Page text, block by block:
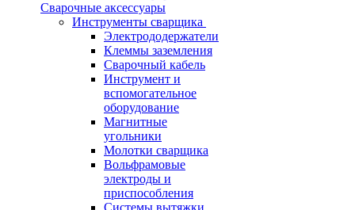
Сварочные аксессуары
Инструменты сварщика
Электрододержатели
Клеммы заземления
Сварочный кабель
Инструмент и
вспомогательное
оборудование
Магнитные
угольники
Молотки сварщика
Вольфрамовые
электроды и
приспособления
Системы вытяжки